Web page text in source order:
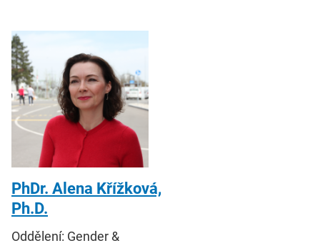
PhDr. Alena Křížková,
Ph.D.
Oddělení: Gender &